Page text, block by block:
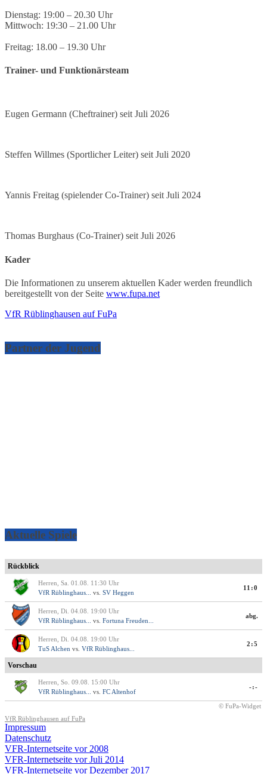
Dienstag: 19:00 – 20.30 Uhr
Mittwoch: 19:30 – 21.00 Uhr
Freitag: 18.00 – 19.30 Uhr
Trainer- und Funktionärsteam
Eugen Germann (Cheftrainer) seit Juli 2026
Steffen Willmes (Sportlicher Leiter) seit Juli 2020
Yannis Freitag (spielender Co-Trainer) seit Juli 2024
Thomas Burghaus (Co-Trainer) seit Juli 2026
Kader
Die Informationen zu unserem aktuellen Kader werden freundlich
bereitgestellt von der Seite www.fupa.net
VfR Rüblinghausen auf FuPa
Partner der Jugend
Aktuelle Spiele
Rückblick
Herren, Sa. 01.08. 11:30 Uhr
VfR Rüblinghaus...
vs. SV Heggen
11:0
Herren, Di. 04.08. 19:00 Uhr
VfR Rüblinghaus...
vs. Fortuna Freuden...
abg.
Herren, Di. 04.08. 19:00 Uhr
TuS Alchen vs. VfR Rüblinghaus...
2:5
Vorschau
Herren, So. 09.08. 15:00 Uhr
VfR Rüblinghaus...
vs. FC Altenhof
-:-
© FuPa-Widget
VfR Rüblinghausen auf FuPa
Impressum
Datenschutz
VFR-Internetseite vor 2008
VFR-Internetseite vor Juli 2014
VFR-Internetseite vor Dezember 2017